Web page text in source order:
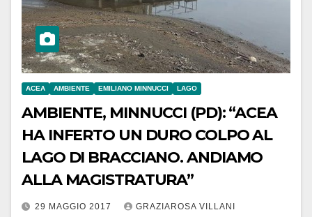
ACEA AMBIENTE EMILIANO MINNUCCI LAGO
AMBIENTE, MINNUCCI (PD): “ACEA
HA INFERTO UN DURO COLPO AL
LAGO DI BRACCIANO. ANDIAMO
ALLA MAGISTRATURA”
29 MAGGIO 2017 GRAZIAROSA VILLANI